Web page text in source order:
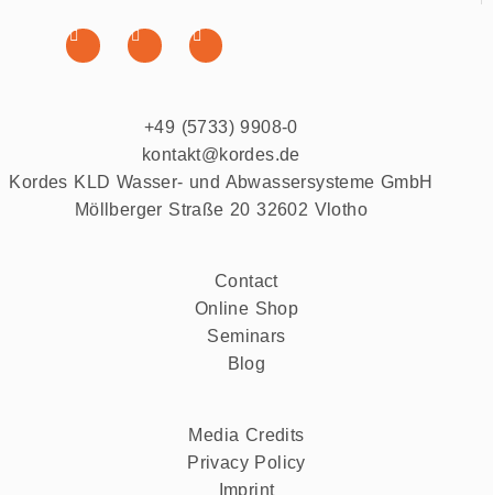
+49 (5733) 9908-0
kontakt@kordes.de
Kordes KLD Wasser- und Abwassersysteme GmbH
Möllberger Straße 20 32602 Vlotho
Contact
Online Shop
Seminars
Blog
Media Credits
Privacy Policy
Imprint